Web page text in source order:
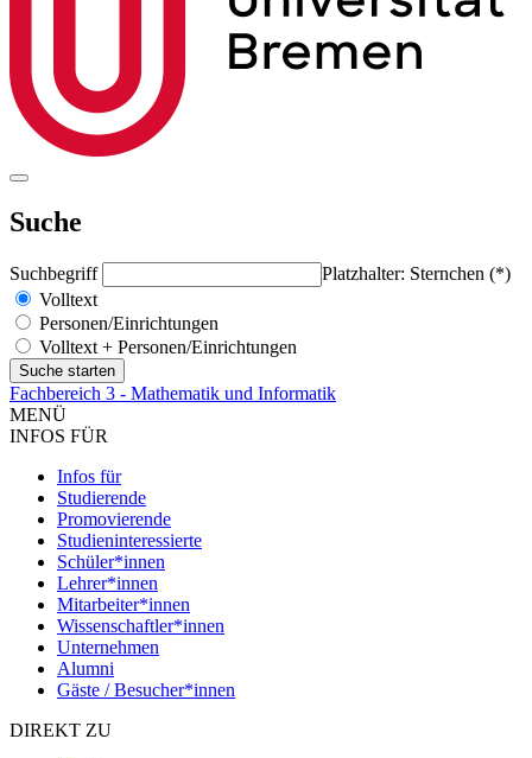
Suche
Suchbegriff
Platzhalter: Sternchen (*)
Volltext
Personen/Einrichtungen
Volltext + Personen/Einrichtungen
Fachbereich 3 - Mathematik und Informatik
MENÜ
INFOS FÜR
Infos für
Studierende
Promovierende
Studieninteressierte
Schüler*innen
Lehrer*innen
Mitarbeiter*innen
Wissenschaftler*innen
Unternehmen
Alumni
Gäste / Besucher*innen
DIREKT ZU